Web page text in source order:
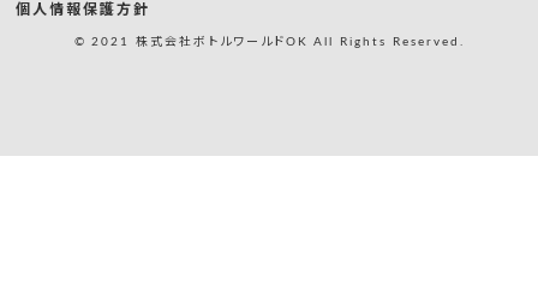
個人情報保護方針
© 2021 株式会社ボトルワールドOK All Rights Reserved.